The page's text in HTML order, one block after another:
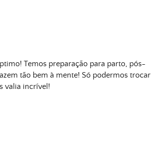
Temos preparação para parto, pós-
tão bem à mente! Só podermos trocar
valia incrível!